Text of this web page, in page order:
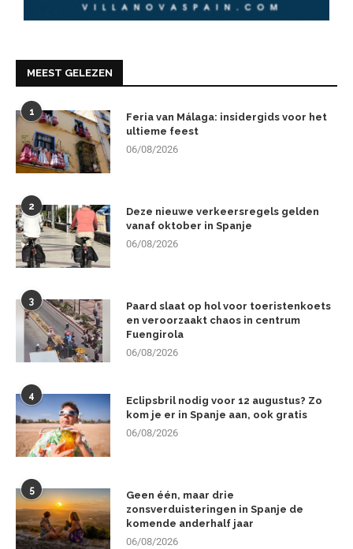
MEEST GELEZEN
1
Feria van Málaga: insidergids voor het
ultieme feest
06/08/2026
2
Deze nieuwe verkeersregels gelden
vanaf oktober in Spanje
06/08/2026
3
Paard slaat op hol voor toeristenkoets
en veroorzaakt chaos in centrum
Fuengirola
06/08/2026
4
Eclipsbril nodig voor 12 augustus? Zo
kom je er in Spanje aan, ook gratis
06/08/2026
5
Geen één, maar drie
zonsverduisteringen in Spanje de
komende anderhalf jaar
06/08/2026